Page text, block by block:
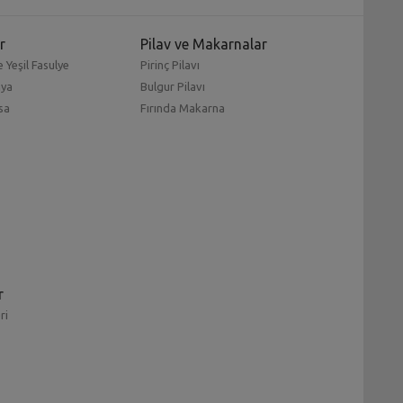
Yeşil Fasulye
Pilav ve Makarnalar
Pirinç Pilavı
Bulgur Pilavı
Fırında Makarna